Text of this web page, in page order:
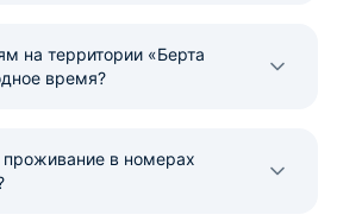
на территории «Берта
время?
проживание в номерах